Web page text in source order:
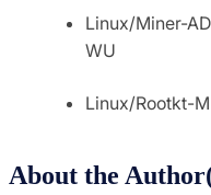
Linux/Miner-
WU
Linux/Rootkt-M
About the